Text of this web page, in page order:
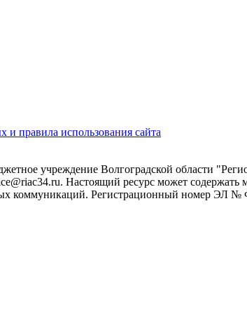
правила использования сайта
учреждение Волгоградской области
Настоящий ресурс может содержать
коммуникаций. Регистрационный номер ЭЛ №